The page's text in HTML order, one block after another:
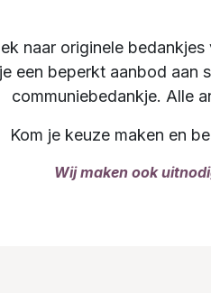
naar originele
een beperkt aanbod
communiebedankje. Alle
Kom je keuze maken en
Wij maken ook